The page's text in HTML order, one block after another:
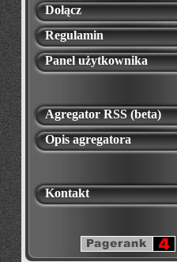
Dołącz
Regulamin
Panel użytkownika
Agregator RSS (beta)
Opis agregatora
Kontakt